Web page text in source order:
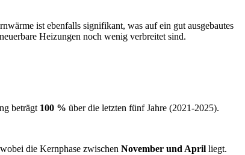
ist ebenfalls signifikant, was auf ein gut ausgebautes
Heizungen noch wenig verbreitet sind.
beträgt 100 % über die letzten fünf Jahre (2021‑2025).
die Kernphase zwischen November und April liegt.